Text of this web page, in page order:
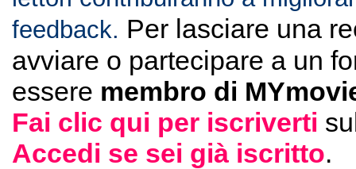
feedback. Per lasciare una
avviare o partecipare a un
essere membro di
Fai clic qui per iscriverti
Accedi se sei già iscritto.